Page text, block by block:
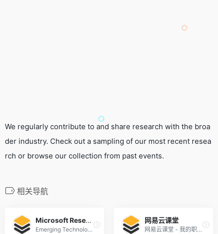
We regularly contribute to and share research with the broa
der industry. Check out a sampling of our most recent resea
rch or browse our collection from past events.
相关导航
Microsoft Research
Emerging Technology, Computer, and Software Research
网易云课堂
网易云课堂 - 我的职业课堂